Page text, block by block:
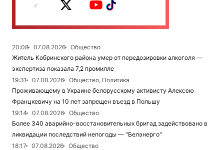
20:08 07.08.2026
Общество
Житель Кобринского района умер от передозировки алкоголя —
экспертиза показала 7,2 промилле
19:31
07.08.2026
Общество, Политика
Проживающему в Украине белорусскому активисту Алексею
Францкевичу на 10 лет запрещен въезд в Польшу
19:14
07.08.2026
Общество
Более 340 аварийно-восстановительных бригад задействовано в
ликвидации последствий непогоды — "Белэнерго"
18:17
07.08.2026
Общество